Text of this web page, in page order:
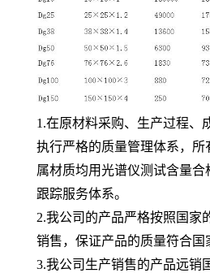
1.在原材料采购、生产过程、
执行严格的质量管理体系，
属材质均用光谱仪测试含量
跟踪服务体系。
2.我公司的产品严格按照国家
销售，保证产品的质量符合国
3.我公司生产销售的产品远销